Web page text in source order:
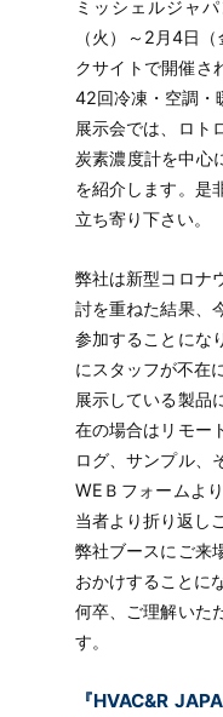
ミッシェルジャ
（火）～2月4日
クサイトで開催さ
42回冷凍・空調・
展示会では、ロト
炭素濃度計を中心
を紹介します。是
立ち寄り下さい。
弊社は新型コロナ
討を重ねた結果、
参加することにな
にスタッフが不在
展示している製品
在の場合はリモー
ログ、サンプル、
WEＢフォームよ
当者より折り返し
弊社ブースにご来
おかけすることに
何卒、ご理解いた
す。
『HVAC&R